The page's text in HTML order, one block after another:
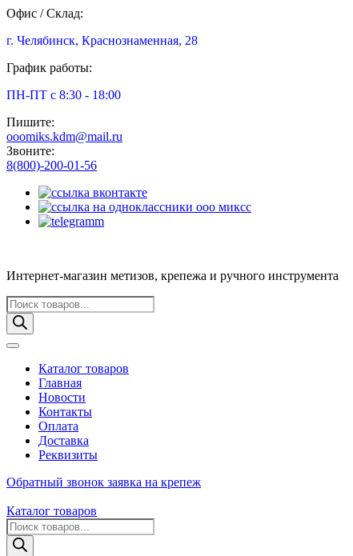
Офис / Склад:
г. Челябинск, Краснознаменная, 28
График работы:
ПН-ПТ с 8:30 - 18:00
Пишите:
ooomiks.kdm@mail.ru
Звоните:
8(800)-200-01-56
Интернет-магазин метизов, крепежа и ручного инструмента
Поиск
товаров
Каталог товаров
Главная
Новости
Контакты
Оплата
Доставка
Реквизиты
Обратный звонок заявка на крепеж
Каталог товаров
Поиск
товаров